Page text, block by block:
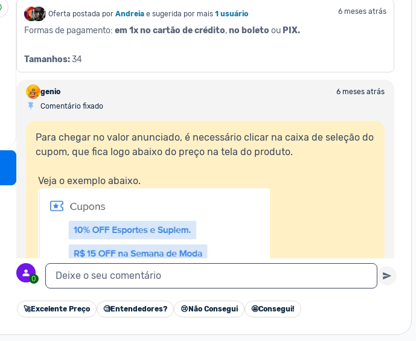
Oferta postada por Andreia e sugerida por mais 1 usuário 6 meses atrás
Formas de pagamento: em 1x no cartão de crédito, no boleto ou PIX.
Tamanhos: ‎34
genio
6 meses atrás
Comentário fixado
Para chegar no valor anunciado, é necessário clicar na caixa de seleção do
cupom, que fica logo abaixo do preço na tela do produto.
Fazendo isso, o cupom será automaticamente aplicado ao seu carrinho de
compras.
0 Deixe o seu comentário
🚀Excelente Preço 🧐Entendedores? 😢 Não Consegui 🤩Consegui!